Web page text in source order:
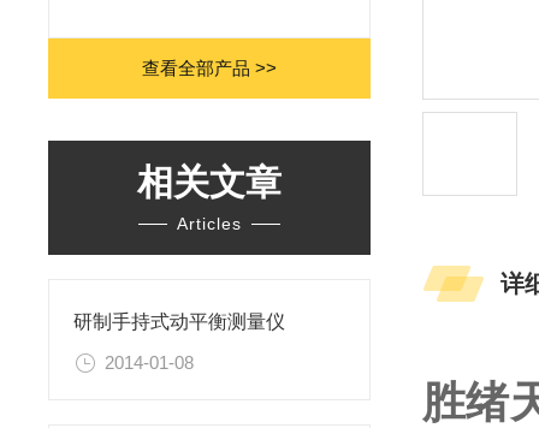
查看全部产品 >>
相关文章
Articles
研制手持式动平衡测量仪
2014-01-08
详
胜绪